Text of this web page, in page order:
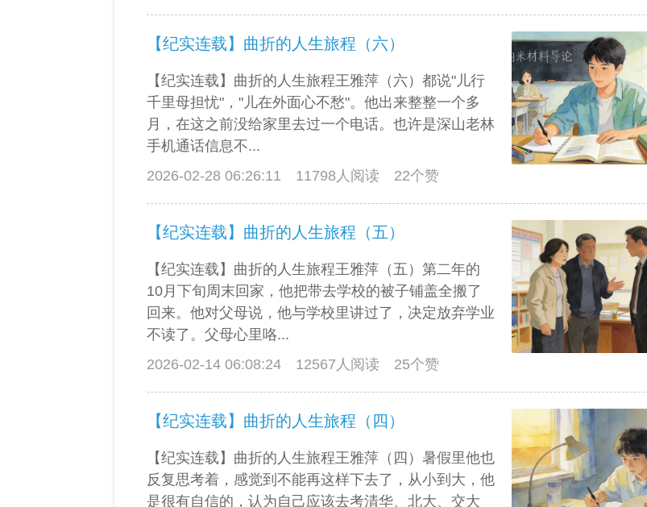
【纪实连载】曲折的人生旅程（六）
【纪实连载】曲折的人生旅程王雅萍（六）都说"儿行
千里母担忧"，"儿在外面心不愁"。他出来整整一个多
月，在这之前没给家里去过一个电话。也许是深山老林
手机通话信息不...
2026-02-28 06:26:11
11798人阅读 22个赞
【纪实连载】曲折的人生旅程（五）
【纪实连载】曲折的人生旅程王雅萍（五）第二年的
10月下旬周末回家，他把带去学校的被子铺盖全搬了
回来。他对父母说，他与学校里讲过了，决定放弃学业
不读了。父母心里咯...
2026-02-14 06:08:24
12567人阅读 25个赞
【纪实连载】曲折的人生旅程（四）
【纪实连载】曲折的人生旅程王雅萍（四）暑假里他也
反复思考着，感觉到不能再这样下去了，从小到大，他
是很有自信的，认为自己应该去考清华、北大、交大